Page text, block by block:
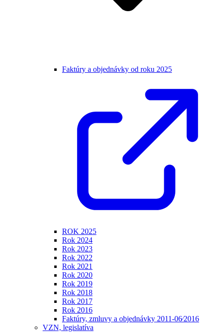
Faktúry a objednávky od roku 2025
ROK 2025
Rok 2024
Rok 2023
Rok 2022
Rok 2021
Rok 2020
Rok 2019
Rok 2018
Rok 2017
Rok 2016
Faktúry, zmluvy a objednávky 2011-06⁄2016
VZN, legislatíva